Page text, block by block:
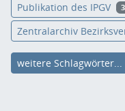
Publikation des IPGV 3
Zentralarchiv
weitere Schlagwörter...